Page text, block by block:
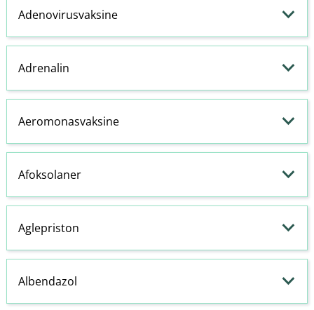
Adenovirusvaksine
Adrenalin
Aeromonasvaksine
Afoksolaner
Aglepriston
Albendazol